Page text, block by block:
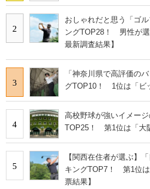
2
おしゃれだと思う「ゴ
ングTOP28！ 男性が
最新調査結果】
3
「神奈川県で高評価の
グTOP10！ 1位は「ビ
4
高校野球が強いイメー
TOP25！ 第1位は「大
5
【関西在住者が選ぶ】
キングTOP7！ 第1位
票結果】